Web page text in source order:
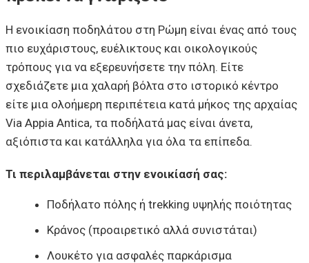
Η ενοικίαση ποδηλάτου στη Ρώμη είναι ένας από τους
πιο ευχάριστους, ευέλικτους και οικολογικούς
τρόπους για να εξερευνήσετε την πόλη. Είτε
σχεδιάζετε μια χαλαρή βόλτα στο ιστορικό κέντρο
είτε μια ολοήμερη περιπέτεια κατά μήκος της αρχαίας
Via Appia Antica, τα ποδήλατά μας είναι άνετα,
αξιόπιστα και κατάλληλα για όλα τα επίπεδα.
Τι περιλαμβάνεται στην ενοικίασή σας:
Ποδήλατο πόλης ή trekking υψηλής ποιότητας
Κράνος (προαιρετικό αλλά συνιστάται)
Λουκέτο για ασφαλές παρκάρισμα